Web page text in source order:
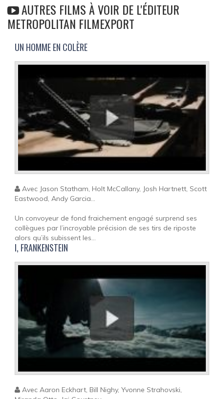
AUTRES FILMS À VOIR DE L'ÉDITEUR
METROPOLITAN FILMEXPORT
UN HOMME EN COLÈRE
Avec Jason Statham, Holt McCallany, Josh Hartnett, Scott
Eastwood, Andy Garcia...
Un convoyeur de fond fraichement engagé surprend ses
collègues par l’incroyable précision de ses tirs de riposte
alors qu’ils subissent les...
I, FRANKENSTEIN
Avec Aaron Eckhart, Bill Nighy, Yvonne Strahovski,